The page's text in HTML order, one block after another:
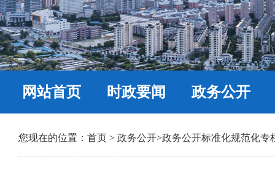
网站首页 时政要闻 政务公开
您现在的位置： 首页 > 政务公开>政务公开标准化规范化专